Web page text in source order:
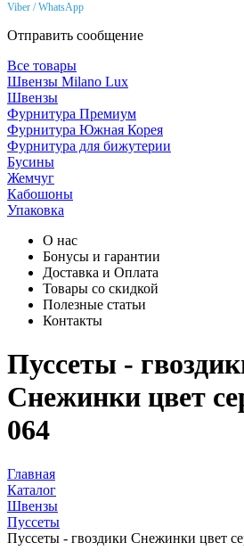
Viber / WhatsApp
Отправить сообщение
Все товары
Швензы Milano Lux
Швензы
Фурнитура Премиум
Фурнитура Южная Корея
Фурнитура для бижутерии
Бусины
Жемчуг
Кабошоны
Упаковка
О нас
Бонусы и гарантии
Доставка и Оплата
Товары со скидкой
Полезные статьи
Контакты
Пуссеты -
Снежинки цвет
064
Главная
Каталог
Швензы
Пуссеты
Пуссеты - гвоздики Снежинки цвет